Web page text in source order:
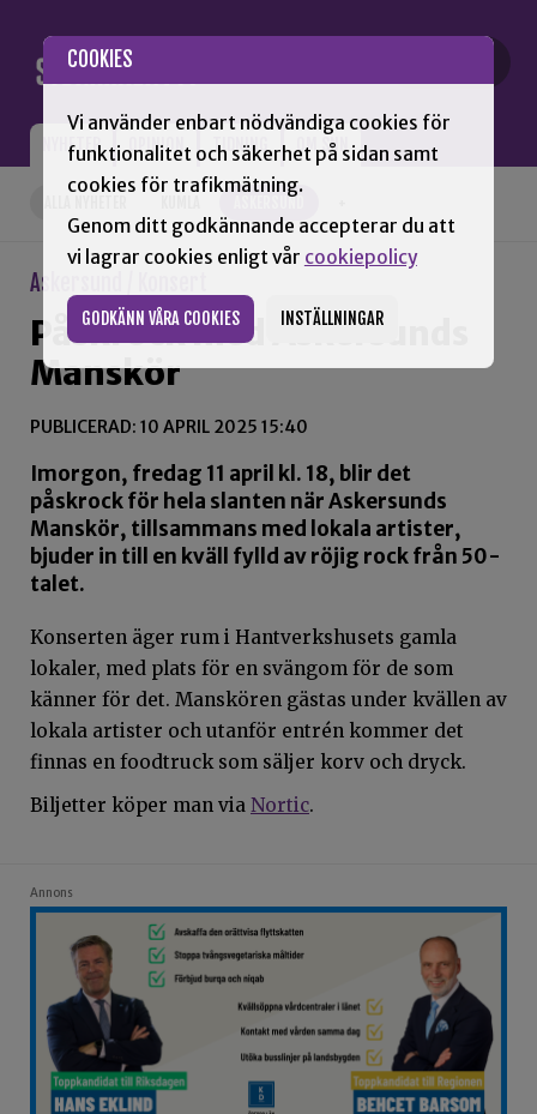
COOKIES
Vi använder enbart nödvändiga cookies för
funktionalitet och säkerhet på sidan samt
cookies för trafikmätning.
Genom ditt godkännande accepterar du att
vi lagrar cookies enligt vår cookiepolicy
GODKÄNN VÅRA COOKIES INSTÄLLNINGAR
NYHETER OPINION TIDNING OM SNN
ASKERSUND
Askersund / Konsert
Påskrock med Askersunds
Manskör
PUBLICERAD: 10 APRIL 2025 15:40
Imorgon, fredag 11 april kl. 18, blir det
påskrock för hela slanten när Askersunds
Manskör, tillsammans med lokala artister,
bjuder in till en kväll fylld av röjig rock från 50-
talet.
Konserten äger rum i Hantverkshusets gamla
lokaler, med plats för en svängom för de som
känner för det. Manskören gästas under kvällen av
lokala artister och utanför entrén kommer det
finnas en foodtruck som säljer korv och dryck.
Biljetter köper man via Nortic.
Annons